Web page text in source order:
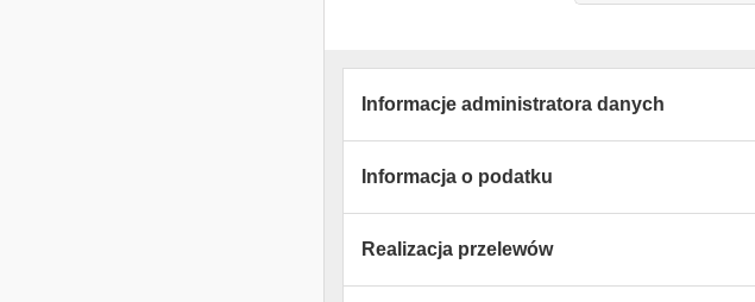
Informacje administratora danych
Informacja o podatku
Realizacja przelewów